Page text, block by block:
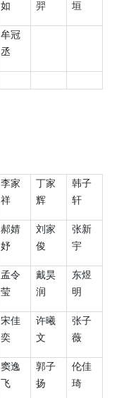
如
羿
垣
牟冠
丞
李家
祥
丁家
辉
韩子
轩
郝婧
妤
刘家
俊
张新
宇
孟令
莹
戴昊
润
东煜
明
宋佳
奕
许曦
文
张子
薇
窦逸
飞
郭子
扬
伦佳
琦